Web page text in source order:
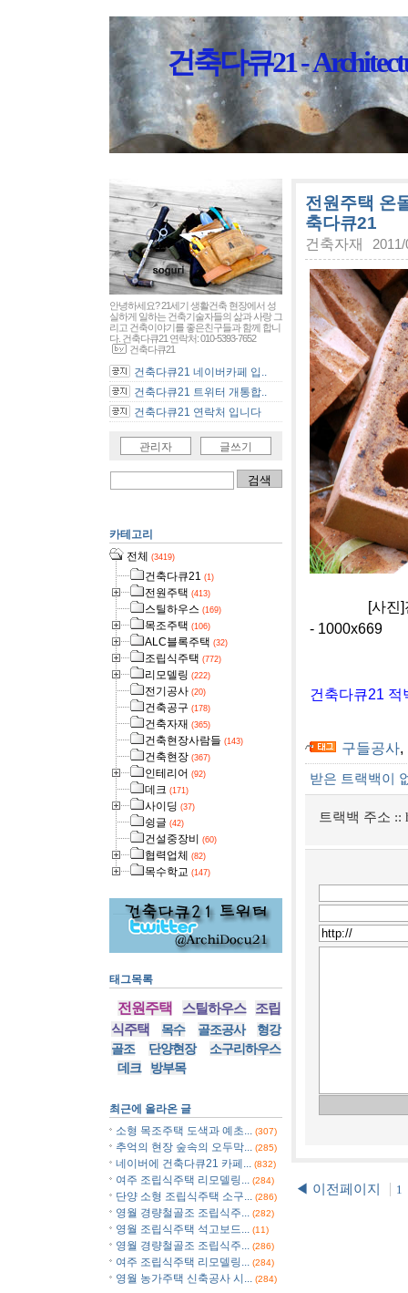
건축다큐21 -
전원주택 온
축다큐21
건축자재
[사진]전원
- 1000x669
건축다큐21 적
구들공사,
받은 트랙백이
트랙백 주소 ::
◀ 이전페이지 1
안녕하세요? 21세기 생활건축 현장에서 성
실하게 일하는 건축기술자들의 삶과 사랑 그
리고 건축이야기를 좋은친구들과 함께 합니
다. 건축다큐21 연락처: 010-5393-7652
건축다큐21
건축다큐21 네이버카페 입..
건축다큐21 트위터 개통합..
건축다큐21 연락처 입니다
관리자 글쓰기
카테고리
전체 (3419)
건축다큐21 (1)
전원주택 (413)
스틸하우스 (169)
목조주택 (106)
ALC블록주택 (32)
조립식주택 (772)
리모델링 (222)
전기공사 (20)
건축공구 (178)
건축자재 (365)
건축현장사람들 (143)
건축현장 (367)
인테리어 (92)
데크 (171)
사이딩 (37)
슁글 (42)
건설중장비 (60)
협력업체 (82)
목수학교 (147)
태그목록
전원주택 스틸하우스
조립
식주택
목수 골조공사
형강
골조
단양현장
소구리하우스
데크
방부목
최근에 올라온 글
소형 목조주택 도색과 예초...
(307)
추억의 현장 숲속의 오두막... (285)
네이버에 건축다큐21 카페... (832)
여주 조립식주택 리모델링... (284)
단양 소형 조립식주택 소구... (286)
영월 경량철골조 조립식주... (282)
영월 조립식주택 석고보드... (11)
영월 경량철골조 조립식주... (286)
여주 조립식주택 리모델링... (284)
영월 농가주택 신축공사 시... (284)